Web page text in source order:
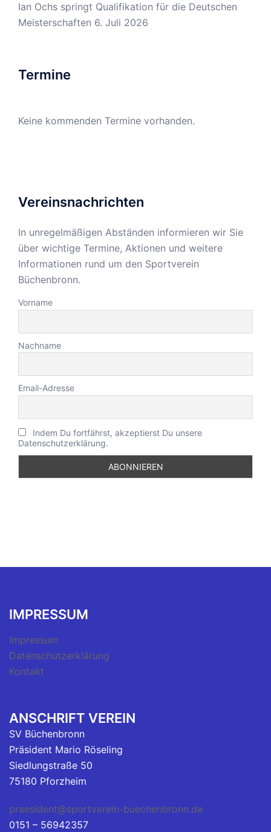
Ian Ochs springt Qualifikation für die Deutschen
Meisterschaften 6. Juli 2026
Termine
Keine kommenden Termine vorhanden.
Vereinsnachrichten
In unregelmäßigen Abständen informieren wir Sie
über wichtige Termine, Aktionen und weitere
Informationen rund um den Sportverein
Büchenbronn.
Vorname
Nachname
Email-Adresse
Indem Du fortfährst, akzeptierst Du unsere
Datenschutzerklärung.
IMPRESSUM
Impressum
Datenschutzerklärung
Kontakt
ANSCHRIFT VEREIN
SV Büchenbronn
Präsident Mario Röseling
Siedlungstraße 50
75180 Pforzheim
praesident@sportverein-buechenbronn.de
0151 – 56942357